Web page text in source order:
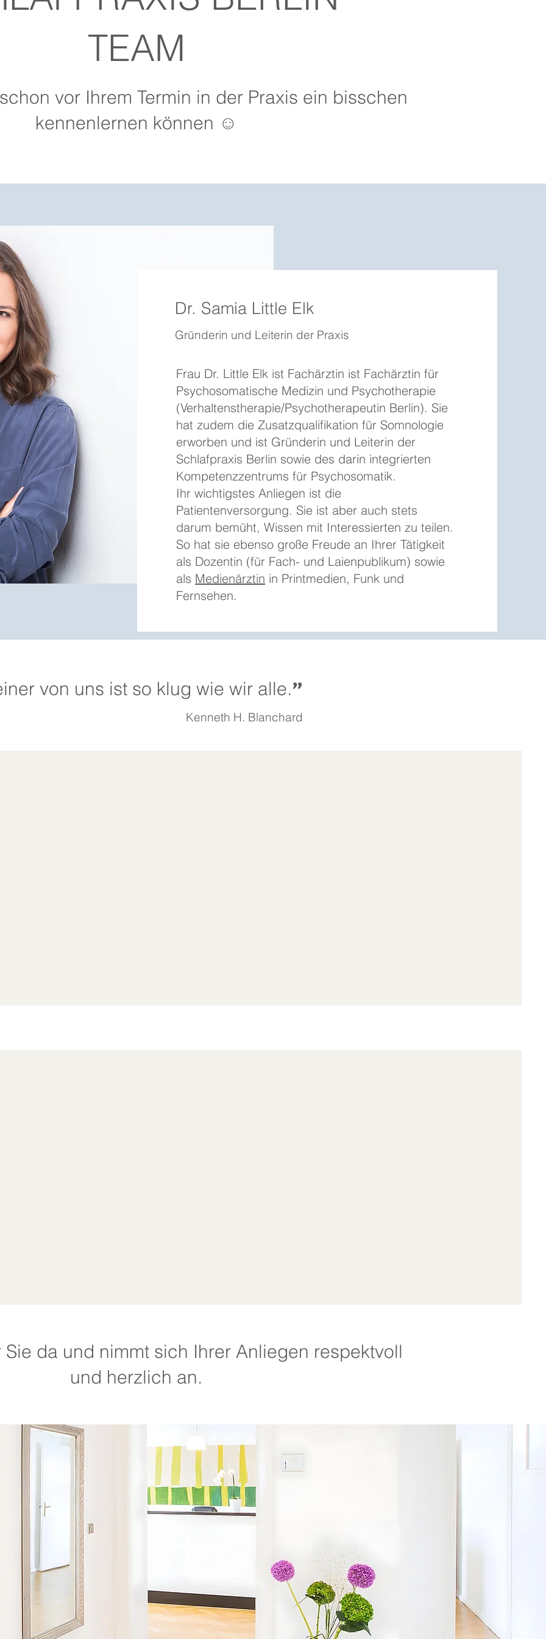
TEAM
vor Ihrem Termin in der Praxis ein bisschen
kennenlernen können ☺️
Dr. Samia Little Elk
Gründerin und Leiterin der Praxis
Frau Dr. Little Elk ist Fachärztin ist Fachärztin für
Psychosomatische Medizin und Psychotherapie
(Verhaltenstherapie/Psychotherapeutin Berlin). Sie
hat zudem die Zusatzqualifikation für Somnologie
erworben und ist Gründerin und Leiterin der
Schlafpraxis Berlin sowie des darin integrierten
Kompetenzzentrums für Psychosomatik.
Ihr wichtigstes Anliegen ist die
Patientenversorgung. Sie ist aber auch stets
darum bemüht, Wissen mit Interessierten zu teilen.
So hat sie ebenso große Freude an Ihrer Tätigkeit
als Dozentin (für Fach- und Laienpublikum) sowie
als Medienärztin in Printmedien, Funk und
Fernsehen.
von uns ist so klug wie wir alle."
Kenneth H. Blanchard
Sie da und nimmt sich Ihrer Anliegen respektvoll
und herzlich an.